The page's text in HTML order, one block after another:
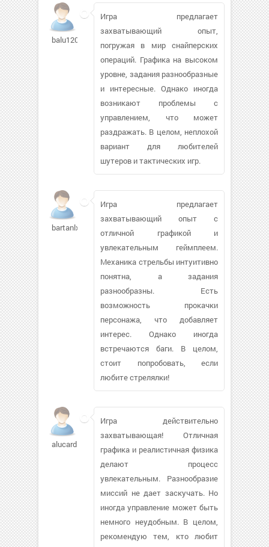
balu1208
Игра предлагает
захватывающий опыт,
погружая в мир снайперских
операций. Графика на высоком
уровне, задания разнообразные
и интересные. Однако иногда
возникают проблемы с
управлением, что может
раздражать. В целом, неплохой
вариант для любителей
шутеров и тактических игр.
bartanlxo186
Игра предлагает
захватывающий опыт с
отличной графикой и
увлекательным геймплеем.
Механика стрельбы интуитивно
понятна, а задания
разнообразны. Есть
возможность прокачки
персонажа, что добавляет
интерес. Однако иногда
встречаются баги. В целом,
стоит попробовать, если
любите стрелялки!
alucard178472
Игра действительно
захватывающая! Отличная
графика и реалистичная физика
делают процесс
увлекательным. Разнообразие
миссий не дает заскучать. Но
иногда управление может быть
немного неудобным. В целом,
рекомендую тем, кто любит